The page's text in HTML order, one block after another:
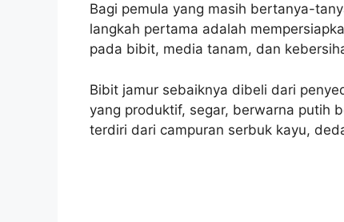
Bagi pemula yang masih bertanya-
langkah pertama adalah
pada bibit, media tanam, dan
Bibit jamur sebaiknya dibeli dari
yang produktif, segar, berwarna putih
terdiri dari campuran serbuk kayu,